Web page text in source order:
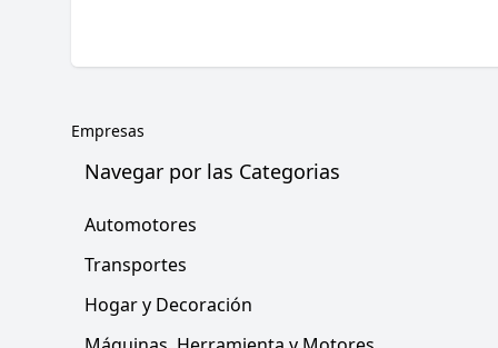
Empresas
Navegar por las Categorias
Automotores
Transportes
Hogar y Decoración